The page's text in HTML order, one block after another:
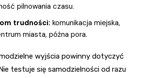
pilnowania czasu.
trudności: komunikacja miejska,
miasta, późna pora.
wyjścia powinny dotyczyć
testuje się samodzielności od razu